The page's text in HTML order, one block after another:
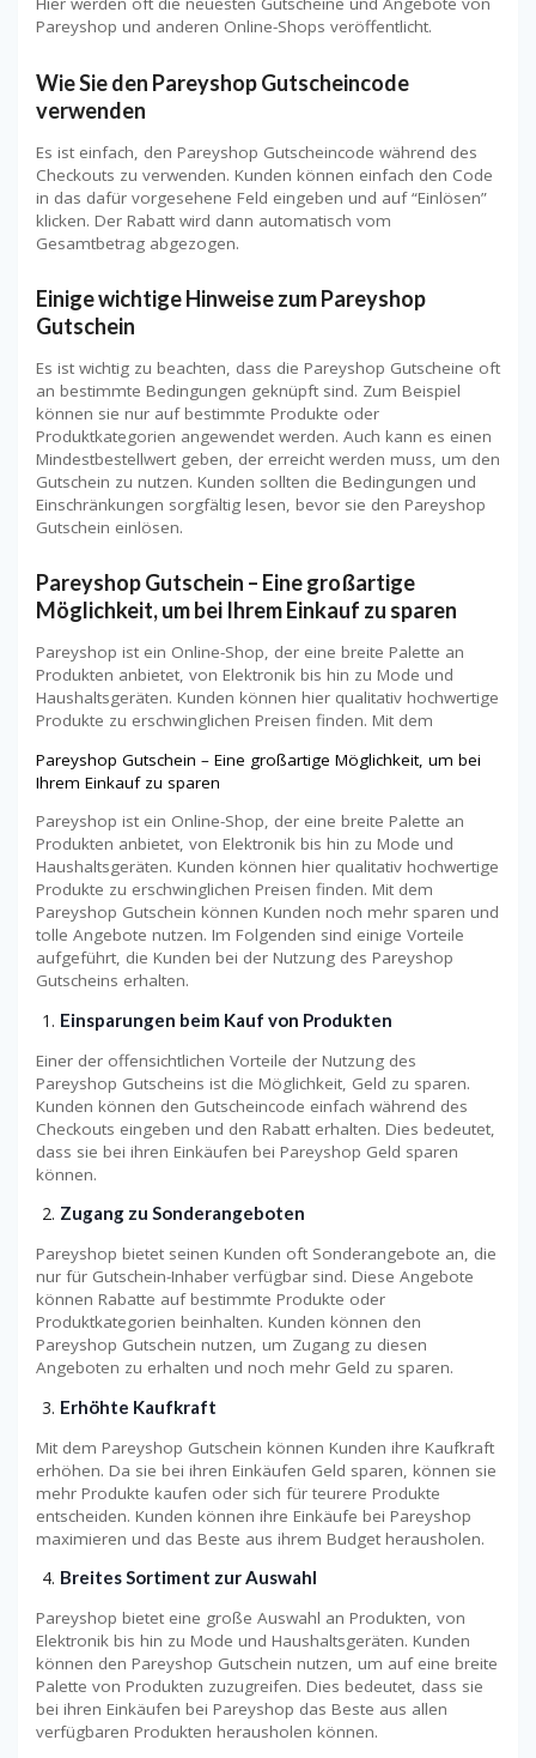
Pareyshop und anderen Online-Shops veröffentlicht.
Wie Sie den Pareyshop Gutscheincode
verwenden
Es ist einfach, den Pareyshop Gutscheincode während des
Checkouts zu verwenden. Kunden können einfach den Code
in das dafür vorgesehene Feld eingeben und auf “Einlösen”
klicken. Der Rabatt wird dann automatisch vom
Gesamtbetrag abgezogen.
Einige wichtige Hinweise zum Pareyshop
Gutschein
Es ist wichtig zu beachten, dass die Pareyshop Gutscheine oft
an bestimmte Bedingungen geknüpft sind. Zum Beispiel
können sie nur auf bestimmte Produkte oder
Produktkategorien angewendet werden. Auch kann es einen
Mindestbestellwert geben, der erreicht werden muss, um den
Gutschein zu nutzen. Kunden sollten die Bedingungen und
Einschränkungen sorgfältig lesen, bevor sie den Pareyshop
Gutschein einlösen.
Pareyshop Gutschein – Eine großartige
Möglichkeit, um bei Ihrem Einkauf zu sparen
Pareyshop ist ein Online-Shop, der eine breite Palette an
Produkten anbietet, von Elektronik bis hin zu Mode und
Haushaltsgeräten. Kunden können hier qualitativ hochwertige
Produkte zu erschwinglichen Preisen finden. Mit dem
Pareyshop Gutschein – Eine großartige Möglichkeit, um bei
Ihrem Einkauf zu sparen
Pareyshop ist ein Online-Shop, der eine breite Palette an
Produkten anbietet, von Elektronik bis hin zu Mode und
Haushaltsgeräten. Kunden können hier qualitativ hochwertige
Produkte zu erschwinglichen Preisen finden. Mit dem
Pareyshop Gutschein können Kunden noch mehr sparen und
tolle Angebote nutzen. Im Folgenden sind einige Vorteile
aufgeführt, die Kunden bei der Nutzung des Pareyshop
Gutscheins erhalten.
Einsparungen beim Kauf von Produkten
Einer der offensichtlichen Vorteile der Nutzung des
Pareyshop Gutscheins ist die Möglichkeit, Geld zu sparen.
Kunden können den Gutscheincode einfach während des
Checkouts eingeben und den Rabatt erhalten. Dies bedeutet,
dass sie bei ihren Einkäufen bei Pareyshop Geld sparen
können.
Zugang zu Sonderangeboten
Pareyshop bietet seinen Kunden oft Sonderangebote an, die
nur für Gutschein-Inhaber verfügbar sind. Diese Angebote
können Rabatte auf bestimmte Produkte oder
Produktkategorien beinhalten. Kunden können den
Pareyshop Gutschein nutzen, um Zugang zu diesen
Angeboten zu erhalten und noch mehr Geld zu sparen.
Erhöhte Kaufkraft
Mit dem Pareyshop Gutschein können Kunden ihre Kaufkraft
erhöhen. Da sie bei ihren Einkäufen Geld sparen, können sie
mehr Produkte kaufen oder sich für teurere Produkte
entscheiden. Kunden können ihre Einkäufe bei Pareyshop
maximieren und das Beste aus ihrem Budget herausholen.
Breites Sortiment zur Auswahl
Pareyshop bietet eine große Auswahl an Produkten, von
Elektronik bis hin zu Mode und Haushaltsgeräten. Kunden
können den Pareyshop Gutschein nutzen, um auf eine breite
Palette von Produkten zuzugreifen. Dies bedeutet, dass sie
bei ihren Einkäufen bei Pareyshop das Beste aus allen
verfügbaren Produkten herausholen können.